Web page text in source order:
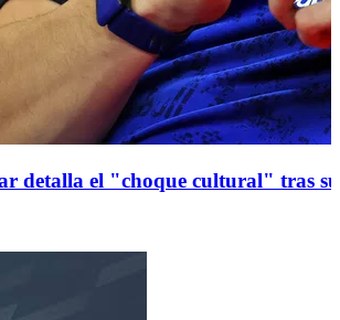
detalla el "choque cultural" tras su